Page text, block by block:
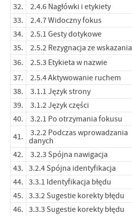
32.
2.4.6 Nagłówki i etykiety
33.
2.4.7 Widoczny fokus
34.
2.5.1 Gesty dotykowe
35.
2.5.2 Rezygnacja ze wskazania
36.
2.5.3 Etykieta w nazwie
37.
2.5.4 Aktywowanie ruchem
38.
3.1.1 Język strony
39.
3.1.2 Język części
40.
3.2.1 Po otrzymania fokusu
41.
3.2.2 Podczas wprowadzania
danych
42.
3.2.3 Spójna nawigacja
43. 3.2.4 Spójna identyfikacja
44. 3.3.1 Identyfikacja błędu
45. 3.3.2 Sugestie korekty błędu
46. 3.3.3 Sugestie korekty błędu